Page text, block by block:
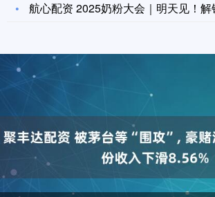
航心配资 2025奶粉大会｜明天见！解锁全